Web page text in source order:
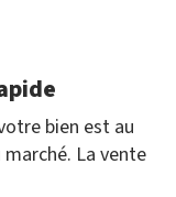
bien est au
La vente